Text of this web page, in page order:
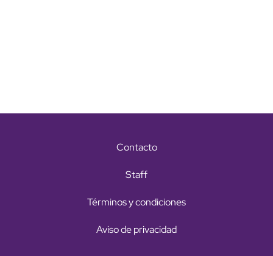
Contacto
Staff
Términos y condiciones
Aviso de privacidad